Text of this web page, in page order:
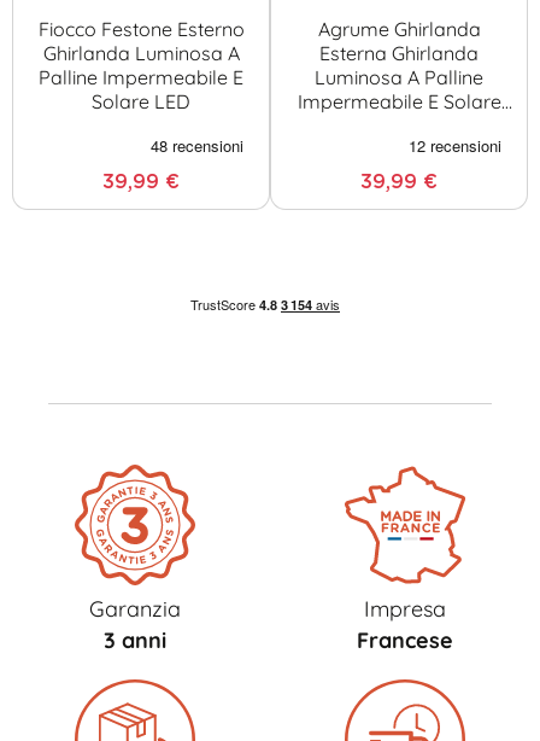
Fiocco Festone Esterno
Ghirlanda Luminosa A
Palline Impermeabile E
Solare LED
39,99 €
Agrume Ghirlanda
Esterna Ghirlanda
Luminosa A Palline
Impermeabile E Solare
39,99 €
Garanzia
3 anni
Impresa
Francese